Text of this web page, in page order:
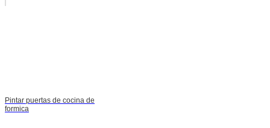
Pintar puertas de cocina de
formica